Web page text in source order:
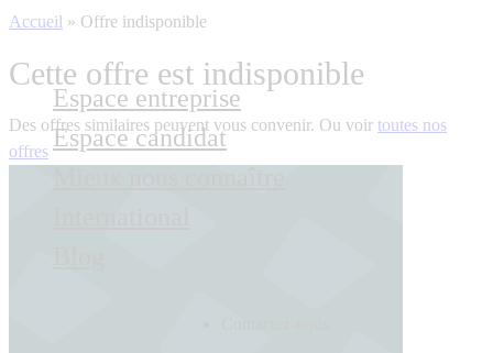
Espace entreprise
Espace candidat
Accueil » Offre indisponible
Cette offre est indisponible
Des offres similaires peuvent vous convenir. Ou voir toutes nos
offres